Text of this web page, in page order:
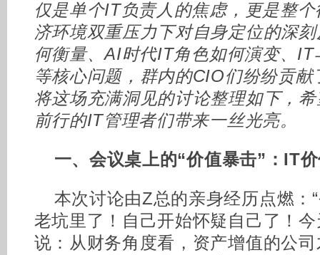
仅是单个IT负责人的焦虑，更是整
济环境双重压力下对自身定位的深
何衡量、AI时代IT角色如何演变、
等核心问题，群内的CIO们纷纷贡
将这场充满洞见的讨论整理如下，
前行的IT管理者们带来一丝光亮。
一、 会议桌上的“价值暴击”：IT
本次讨论由Z总的亲身经历点燃：
老坑里了！自己开始怀疑自己了！
说：从财务角度看，资产增值的公